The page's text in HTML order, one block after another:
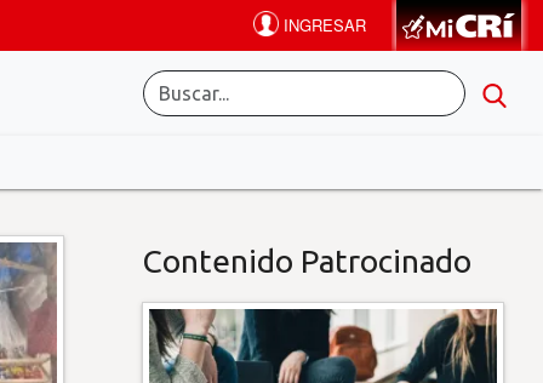
Contenido Patrocinado